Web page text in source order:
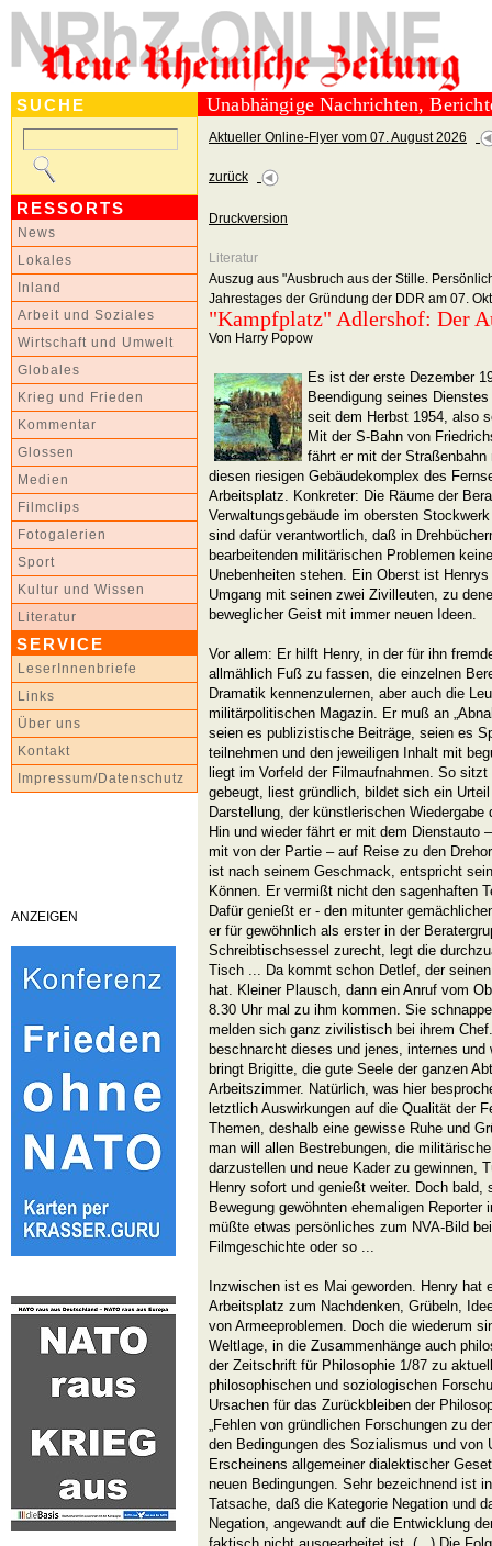
SUCHE
RESSORTS
News
Lokales
Inland
Arbeit und Soziales
Wirtschaft und Umwelt
Globales
Krieg und Frieden
Kommentar
Glossen
Medien
Filmclips
Fotogalerien
Sport
Kultur und Wissen
Literatur
SERVICE
LeserInnenbriefe
Links
Über uns
Kontakt
Impressum/Datenschutz
ANZEIGEN
Unabhängige Nachrichten,
Aktueller Online-Flyer vom 07. August 2026
zurück
Druckversion
Literatur
Auszug aus "Ausbruch aus der Stille.
Jahrestages der Gründung der DDR am 07.
"Kampfplatz" Adlershof: Der
Von Harry Popow
Es ist der erste Dezember
Beendigung seines
seit dem Herbst 1954, also
Mit der S-Bahn von
fährt er mit der
diesen riesigen Gebäudekomplex des
Arbeitsplatz. Konkreter: Die Räume der
Verwaltungsgebäude im obersten
sind dafür verantwortlich, daß in
bearbeitenden militärischen Problemen
Unebenheiten stehen. Ein Oberst ist
Umgang mit seinen zwei Zivilleuten, zu
beweglicher Geist mit immer neuen Ideen.
Vor allem: Er hilft Henry, in der für ihn
allmählich Fuß zu fassen, die einzelnen
Dramatik kennenzulernen, aber auch die
militärpolitischen Magazin. Er muß an
seien es publizistische Beiträge, seien es
teilnehmen und den jeweiligen Inhalt mit
liegt im Vorfeld der Filmaufnahmen. So
gebeugt, liest gründlich, bildet sich ein
Darstellung, der künstlerischen
Hin und wieder fährt er mit dem Dienstauto
mit von der Partie – auf Reise zu den
ist nach seinem Geschmack, entspricht
Können. Er vermißt nicht den sagenhaften
Dafür genießt er - den mitunter
er für gewöhnlich als erster in der
Schreibtischsessel zurecht, legt die
Tisch ... Da kommt schon Detlef, der
hat. Kleiner Plausch, dann ein Anruf vom
8.30 Uhr mal zu ihm kommen. Sie
melden sich ganz zivilistisch bei ihrem
beschnarcht dieses und jenes, internes
bringt Brigitte, die gute Seele der ganzen
Arbeitszimmer. Natürlich, was hier
letztlich Auswirkungen auf die Qualität der
Themen, deshalb eine gewisse Ruhe und
man will allen Bestrebungen, die
darzustellen und neue Kader zu gewinnen,
Henry sofort und genießt weiter. Doch
Bewegung gewöhnten ehemaligen
müßte etwas persönliches zum NVA-Bild
Filmgeschichte oder so ...
Inzwischen ist es Mai geworden. Henry hat
Arbeitsplatz zum Nachdenken, Grübeln,
von Armeeproblemen. Doch die wiederum
Weltlage, in die Zusammenhänge auch
der Zeitschrift für Philosophie 1/87 zu
philosophischen und soziologischen
Ursachen für das Zurückbleiben der
„Fehlen von gründlichen Forschungen zu
den Bedingungen des Sozialismus und von
Erscheinens allgemeiner dialektischer
neuen Bedingungen. Sehr bezeichnend ist
Tatsache, daß die Kategorie Negation und
Negation, angewandt auf die Entwicklung